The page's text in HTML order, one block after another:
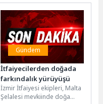
en saygın isimlerinden...
Gündem
İtfaiyecilerden doğada
farkındalık yürüyüşü
İzmir İtfaiyesi ekipleri, Malta
Şelalesi mevkiinde doğa